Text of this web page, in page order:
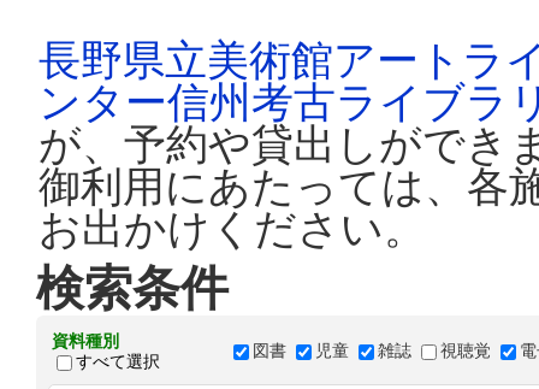
長野県立美術館アートラ
ンター信州考古ライブラ
が、予約や貸出しができ
御利用にあたっては、各
お出かけください。
検索条件
資料種別
すべて選択
図書 児童 雑誌 視聴覚